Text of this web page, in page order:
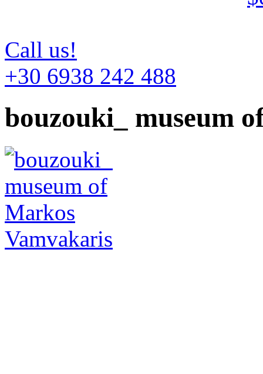
Call us!
+30 6938 242 488
bouzouki_ museum